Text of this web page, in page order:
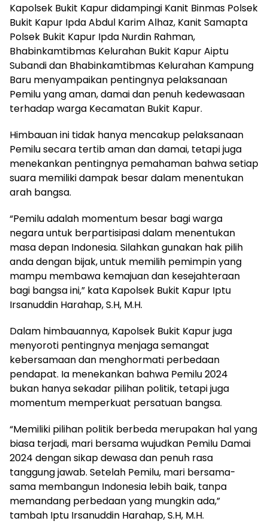
Kapolsek Bukit Kapur didampingi Kanit Binmas Polsek
Bukit Kapur Ipda Abdul Karim Alhaz, Kanit Samapta
Polsek Bukit Kapur Ipda Nurdin Rahman,
Bhabinkamtibmas Kelurahan Bukit Kapur Aiptu
Subandi dan Bhabinkamtibmas Kelurahan Kampung
Baru menyampaikan pentingnya pelaksanaan
Pemilu yang aman, damai dan penuh kedewasaan
terhadap warga Kecamatan Bukit Kapur.
Himbauan ini tidak hanya mencakup pelaksanaan
Pemilu secara tertib aman dan damai, tetapi juga
menekankan pentingnya pemahaman bahwa setiap
suara memiliki dampak besar dalam menentukan
arah bangsa.
“Pemilu adalah momentum besar bagi warga
negara untuk berpartisipasi dalam menentukan
masa depan Indonesia. Silahkan gunakan hak pilih
anda dengan bijak, untuk memilih pemimpin yang
mampu membawa kemajuan dan kesejahteraan
bagi bangsa ini,” kata Kapolsek Bukit Kapur Iptu
Irsanuddin Harahap, S.H, M.H.
Dalam himbauannya, Kapolsek Bukit Kapur juga
menyoroti pentingnya menjaga semangat
kebersamaan dan menghormati perbedaan
pendapat. Ia menekankan bahwa Pemilu 2024
bukan hanya sekadar pilihan politik, tetapi juga
momentum memperkuat persatuan bangsa.
“Memiliki pilihan politik berbeda merupakan hal yang
biasa terjadi, mari bersama wujudkan Pemilu Damai
2024 dengan sikap dewasa dan penuh rasa
tanggung jawab. Setelah Pemilu, mari bersama-
sama membangun Indonesia lebih baik, tanpa
memandang perbedaan yang mungkin ada,”
tambah Iptu Irsanuddin Harahap, S.H, M.H.